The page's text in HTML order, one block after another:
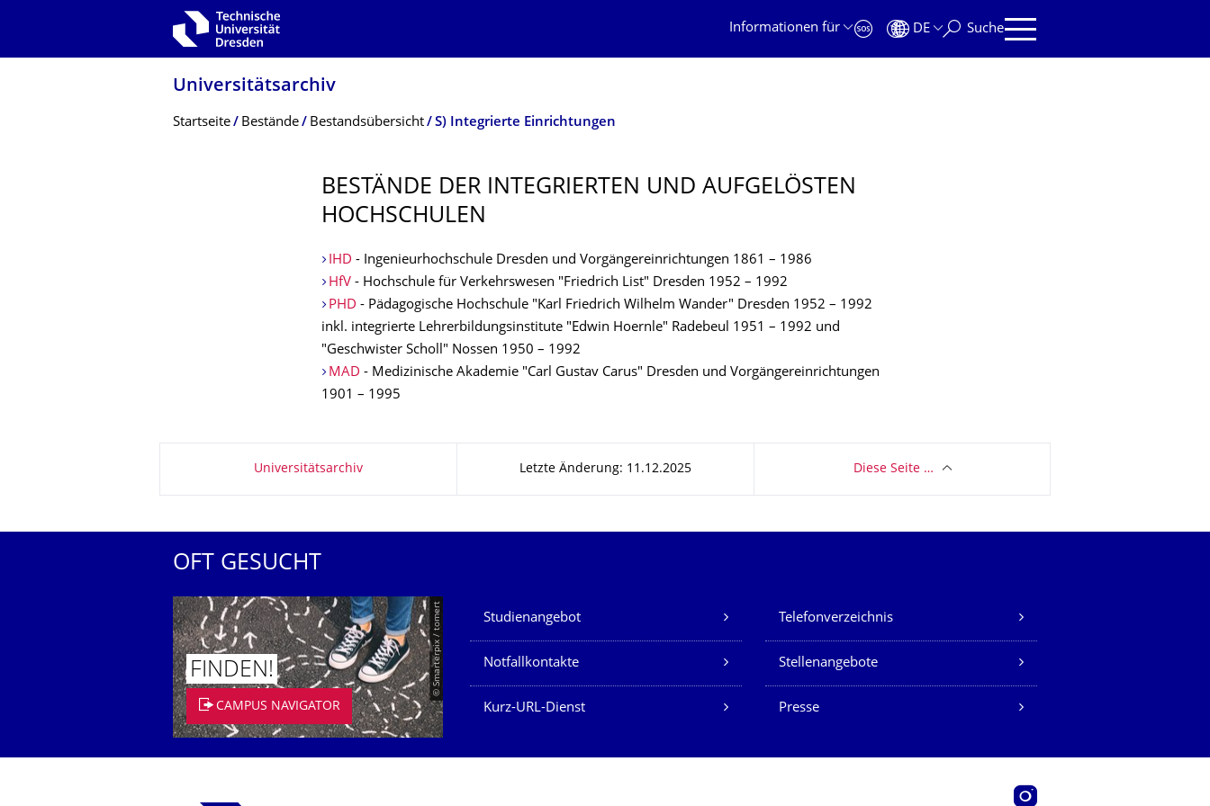
Zur Hauptnavigation springen
Informationen für
DE Suche
Universitätsarchiv
Breadcrumb-Menü
Startseite Bestände Bestandsübersicht S) Integrierte Einrichtungen
BESTÄNDE DER INTEGRIERTEN UND AUFGELÖSTEN
HOCHSCHULEN
IHD - Ingenieurhochschule Dresden und Vorgängereinrichtungen 1861 – 1986
HfV - Hochschule für Verkehrswesen "Friedrich List" Dresden 1952 – 1992
PHD - Pädagogische Hochschule "Karl Friedrich Wilhelm Wander" Dresden 1952 – 1992
inkl. integrierte Lehrerbildungsinstitute "Edwin Hoernle" Radebeul 1951 – 1992 und
"Geschwister Scholl" Nossen 1950 – 1992
MAD - Medizinische Akademie "Carl Gustav Carus" Dresden und Vorgängereinrichtungen
1901 – 1995
Universitätsarchiv Letzte Änderung: 11.12.2025 Diese Seite …
OFT GESUCHT
© Smarterpix / tomert
FINDEN!
CAMPUS NAVIGATOR
Unsere Dienste
Studienangebot Telefonverzeichnis
Notfallkontakte Stellenangebote
Kurz-URL-Dienst Presse
Instagram